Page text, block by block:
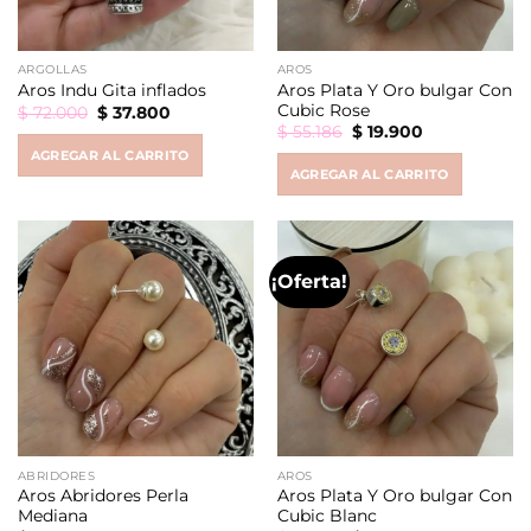
ARGOLLAS
Aros Indu Gita inflados
$72.000 Original
price
$ 72.000.
$37.800Current
$ 37.800.
AGREGAR AL CARRITO
AROS
Aros Plata Y Oro bulgar Con
Cubic Rose
$55.186 Original
price
$ 55.186.
$19.900Current
$ 19.900.
AGREGAR AL CARRITO
ABRIDORES
Aros Abridores Perla
Mediana
¡Oferta!
AROS
Aros Plata Y Oro bulgar Con
Cubic Blanc